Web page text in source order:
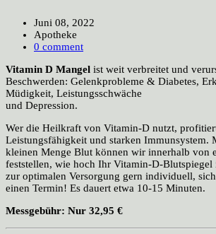
Juni 08, 2022
Apotheke
0 comment
Vitamin D Mangel ist weit verbreitet und
Beschwerden: Gelenkprobleme & Diabetes,
Müdigkeit, Leistungsschwäche
und Depression.
Wer die Heilkraft von Vitamin-D nutzt,
Leistungsfähigkeit und starken Immunsystem.
kleinen Menge Blut können wir innerhalb von
feststellen, wie hoch Ihr Vitamin-D-Blutspiegel
zur optimalen Versorgung gern individuell,
einen Termin! Es dauert etwa 10-15 Minuten.
Messgebühr: Nur 32,95 €